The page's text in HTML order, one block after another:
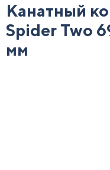
Канатный
Spider Two
мм